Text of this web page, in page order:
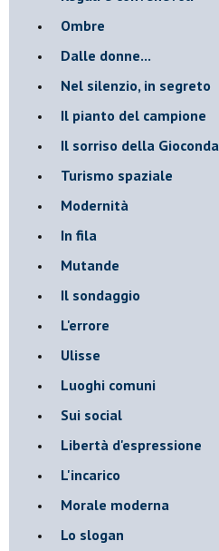
Ombre
Dalle donne...
Nel silenzio, in segreto
Il pianto del campione
Il sorriso della Gioconda
Turismo spaziale
Modernità
In fila
Mutande
Il sondaggio
L'errore
Ulisse
Luoghi comuni
Sui social
Libertà d'espressione
L'incarico
Morale moderna
Lo slogan